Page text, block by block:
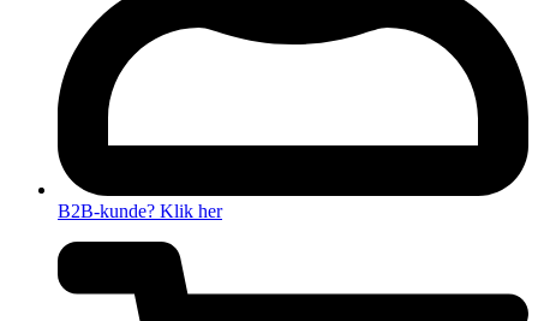
B2B-kunde? Klik her